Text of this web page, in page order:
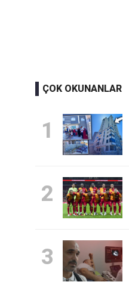
ÇOK OKUNANLAR
1
2
3